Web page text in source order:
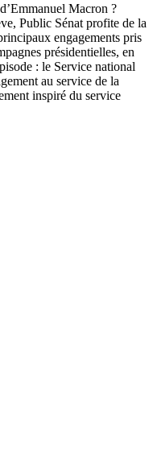
Macron ?
Public Sénat profite de la
engagements pris
présidentielles, en
: le Service national
au service de la
inspiré du service